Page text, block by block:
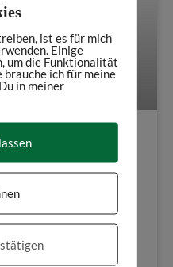
vorarlberg
das vorarlberg museum
ist es für mich
Einige
um die Funktionalität
ich für meine
in meiner